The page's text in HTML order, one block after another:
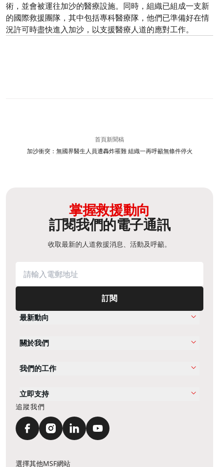
術，並會被運往加沙的醫療設施。同時，組織已組成一支新
的國際救援團隊，其中包括專科醫療隊，他們已準備好在情
況許可時盡快進入加沙，以支援醫療人道的應對工作。
首頁新聞稿
加沙衝突：無國界醫生人員遭轟炸罹難 組織一再呼籲無條件停火
掌握救援動向
訂閱我們的電子通訊
收取最新的人道救援消息、活動及呼籲。
訂閱
最新動向
關於我們
我們的工作
立即支持
追蹤我們
選擇其他MSF網站